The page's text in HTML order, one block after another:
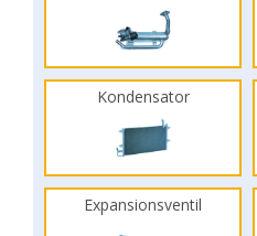
Kondensator
Expansionsventil